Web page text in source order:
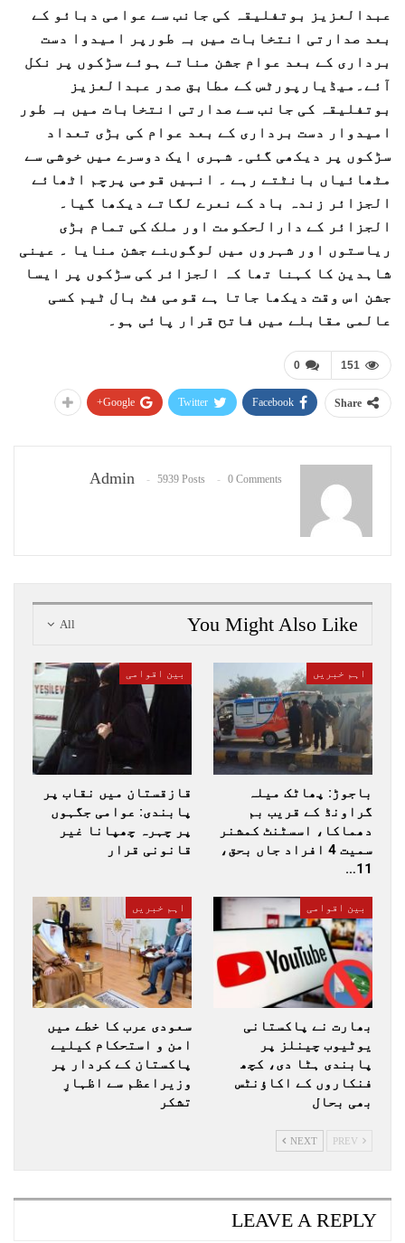
عبدالعزیز بوتفلیقہ کی جانب سے عوامی دبائو کے
بعد صدارتی انتخابات میں بہ طورپر امیدوا دست
برداری کے بعد عوام جشن مناتے ہوئے سڑکوں پر نکل
آئے۔میڈیارپورٹس کے مطابق صدر عبدالعزیز
بوتفلیقہ کی جانب سے صدارتی انتخابات میں بہ طور
امیدوار دست برداری کے بعد عوام کی بڑی تعداد
سڑکوں پر دیکھی گئی۔ شہری ایک دوسرے میں خوشی سے
مٹھائیاں بانٹتے رہے ۔ انہیں قومی پرچم اٹھائے
الجزائر زندہ باد کے نعرے لگاتے دیکھا گیا۔
الجزائر کے دارالحکومت اور ملک کی تمام بڑی
ریاستوں اور شہروں میں لوگوںنے جشن منایا ۔ عینی
شاہدین کا کہنا تھا کہ الجزائر کی سڑکوں پر ایسا
جشن اس وقت دیکھا جاتا ہے قومی فٹ بال ٹیم کسی
عالمی مقابلے میں فاتح قرار پائی ہو۔
0 151
Share
Facebook
Twitter
Google+
Admin 5939 Posts 0 Comments
All You Might Also Like
اہم خبریں
باجوڑ: پھاٹک میلہ
گراونڈ کے قریب بم
دھماکا، اسسٹنٹ کمشنر
سمیت 4 افراد جاں بحق،
11…
بین اقوامی
قازقستان میں نقاب پر
پابندی: عوامی جگہوں
پر چہرہ چھپانا غیر
قانونی قرار
بین اقوامی
بھارت نے پاکستانی
یوٹیوب چینلز پر
پابندی ہٹا دی، کچھ
فنکاروں کے اکاؤنٹس
بھی بحال
اہم خبریں
سعودی عرب کا خطے میں
امن و استحکام کیلیے
پاکستان کے کردار پر
وزیراعظم سے اظہارِ
تشکر
NEXT
LEAVE A REPLY